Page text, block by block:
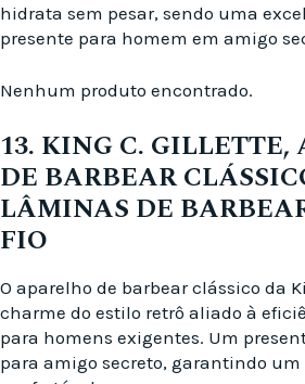
hidrata sem pesar, sendo uma
presente para homem em amigo
Nenhum produto encontrado.
13. KING C. GILLETTE,
DE BARBEAR
LÂMINAS DE
FIO
O aparelho de barbear clássico da
charme do estilo retrô aliado à
para homens exigentes. Um
para amigo secreto, garantindo um